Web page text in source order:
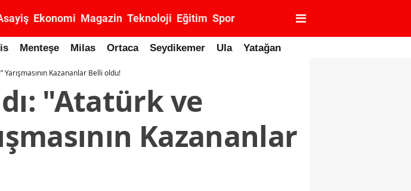
Ekonomi Magazin Teknoloji Eğitim Spor
Menteşe Milas Ortaca Seydikemer Ula Yatağan
Kazananlar Belli oldu!
"Atatürk ve
Kazananlar